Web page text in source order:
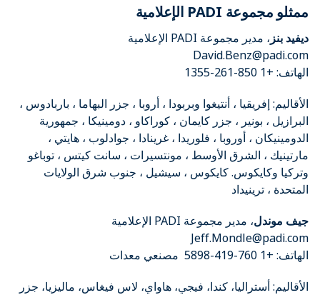
ممثلو مجموعة PADI الإعلامية
ديفيد بنز ، مدير مجموعة PADI الإعلامية
David.Benz@padi.com
الهاتف: +1 850-261-1355
الأقاليم: إفريقيا ، أنتيغوا وبربودا ، أروبا ، جزر البهاما ، باربادوس ،
البرازيل ، بونير ، جزر كايمان ، كوراكاو ، دومينيكا ، جمهورية
الدومينيكان ، أوروبا ، فلوريدا ، غرينادا ، جوادلوب ، هايتي ،
مارتينيك ، الشرق الأوسط ، مونتسيرات ، سانت كيتس ، توباغو
وتركيا وكايكوس. كايكوس ، سيشيل ، جنوب شرق الولايات
المتحدة ، ترينيداد
جيف موندل، مدير مجموعة PADI الإعلامية
Jeff.Mondle@padi.com
الهاتف: +1 760-419-5898 مصنعي معدات
الأقاليم: أستراليا، كندا، فيجي، هاواي، لاس فيغاس، ماليزيا، جزر